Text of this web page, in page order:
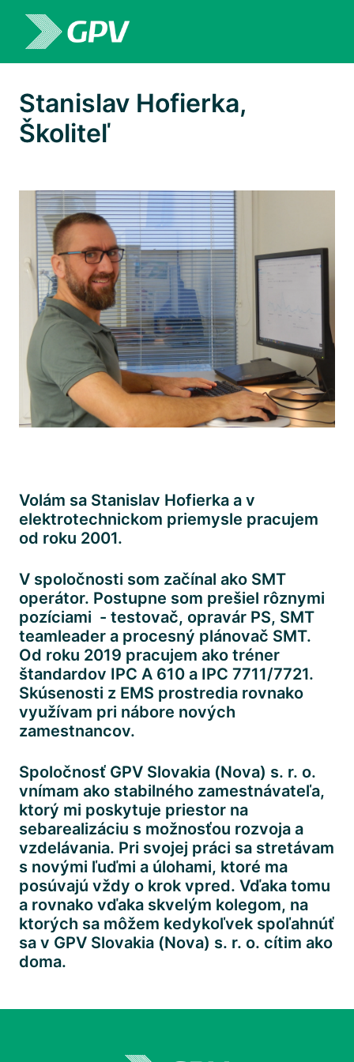
obsahuDomovská stránka
Stanislav Hofierka,
Školiteľ
Volám sa Stanislav Hofierka a v
elektrotechnickom priemysle pracujem
od roku 2001.
V spoločnosti som začínal ako SMT
operátor. Postupne som prešiel rôznymi
pozíciami  - testovač, opravár PS, SMT
teamleader a procesný plánovač SMT.
Od roku 2019 pracujem ako tréner
štandardov IPC A 610 a IPC 7711/7721.
Skúsenosti z EMS prostredia rovnako
využívam pri nábore nových
zamestnancov.
Spoločnosť GPV Slovakia (Nova) s. r. o.
vnímam ako stabilného zamestnávateľa,
ktorý mi poskytuje priestor na
sebarealizáciu s možnosťou rozvoja a
vzdelávania. Pri svojej práci sa stretávam
s novými ľuďmi a úlohami, ktoré ma
posúvajú vždy o krok vpred. Vďaka tomu
a rovnako vďaka skvelým kolegom, na
ktorých sa môžem kedykoľvek spoľahnúť
sa v GPV Slovakia (Nova) s. r. o. cítim ako
doma.